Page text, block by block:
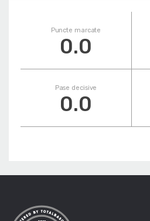
Puncte marcate
0.0
Pase decisive
0.0